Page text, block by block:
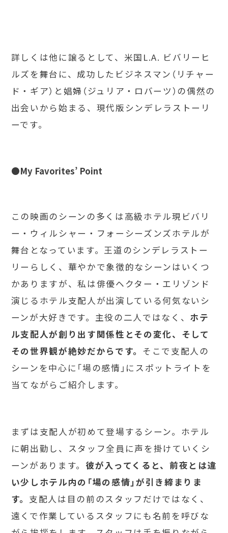
詳しくは他に譲るとして、米国L.A. ビバリーヒ
ルズを舞台に、成功したビジネスマン（リチャー
ド・ギア）と娼婦（ジュリア・ロバーツ）の偶然の
出会いから始まる、現代版シンデレラストーリ
ーです。
●My Favorites’ Point
この映画のシーンの多くは高級ホテル現ビバリ
ー・ウィルシャー・フォーシーズンズホテルが
舞台となっています。王道のシンデレラストー
リーらしく、華やかで象徴的なシーンはいくつ
かありますが、私は俳優ヘクター・エリゾンド
演じるホテル支配人が出演している何気ないシ
ーンが大好きです。主役の二人ではなく、 ホテ
ル支配人が創り出す関係性とその変化、そして
その世界観が絶妙だからです。 そこで支配人の
シーンを中心に「場の感情」にスポットライトを
当てながらご紹介します。
まずは支配人が初めて登場するシーン。ホテル
に朝出勤し、スタッフ全員に声を掛けていくシ
ーンがあります。 彼が入ってくると、前夜とは違
い少しホテル内の「場の感情」が引き締まりま
す。 支配人は目の前のスタッフだけではなく、
遠くで作業しているスタッフにも名前を呼びな